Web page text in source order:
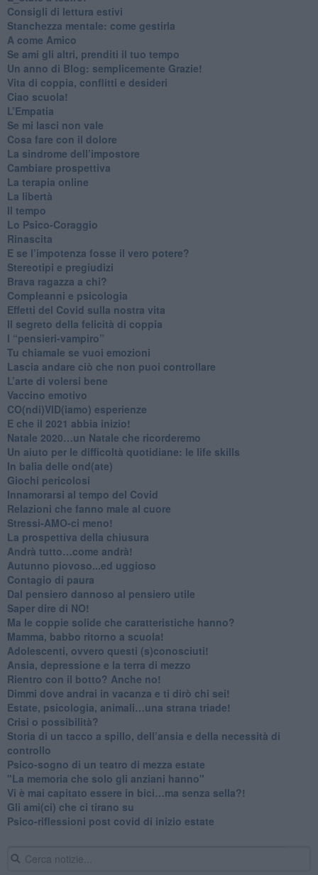
​Consigli di lettura estivi
​Stanchezza mentale: come gestirla
​A come Amico
​Se ami gli altri, prenditi il tuo tempo
​Un anno di Blog: semplicemente Grazie!
​Vita di coppia, conflitti e desideri
​Ciao scuola!
​L’Empatia
​Se mi lasci non vale
Cosa fare con il dolore
​La sindrome dell’impostore
​Cambiare prospettiva
La terapia online
La libertà
​Il tempo
​Lo Psico-Coraggio
Rinascita
​E se l’impotenza fosse il vero potere?
Stereotipi e pregiudizi
​Brava ragazza a chi?
​Compleanni e psicologia
Effetti del Covid sulla nostra vita
Il segreto della felicità di coppia
​I “pensieri-vampiro”
​Tu chiamale se vuoi emozioni
​Lascia andare ciò che non puoi controllare
L’arte di volersi bene
​Vaccino emotivo
CO(ndi)VID(iamo) esperienze
​E che il 2021 abbia inizio!
​Natale 2020…un Natale che ricorderemo
Un aiuto per le difficoltà quotidiane: le life skills
​In balia delle ond(ate)
Giochi pericolosi
Innamorarsi al tempo del Covid
​Relazioni che fanno male al cuore
​Stressi-AMO-ci meno!
​La prospettiva della chiusura
​Andrà tutto…come andrà!
Autunno piovoso...ed uggioso
​Contagio di paura
​Dal pensiero dannoso al pensiero utile
​Saper dire di NO!
​Ma le coppie solide che caratteristiche hanno?
​Mamma, babbo ritorno a scuola!
Adolescenti, ovvero questi (s)conosciuti!
Ansia, depressione e la terra di mezzo
​Rientro con il botto? Anche no!
Dimmi dove andrai in vacanza e ti dirò chi sei!
​Estate, psicologia, animali…una strana triade!
​Crisi o possibilità?
​Storia di un tacco a spillo, dell’ansia e della necessità di
controllo
​Psico-sogno di un teatro di mezza estate
"La memoria che solo gli anziani hanno"
​Vi è mai capitato essere in bici…ma senza sella?!
​Gli ami(ci) che ci tirano su
Psico-riflessioni post covid di inizio estate